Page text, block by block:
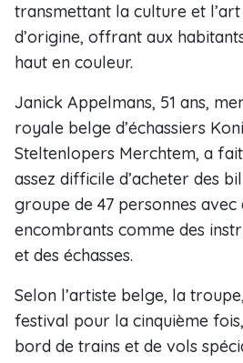
transmettant la culture et
d’origine, offrant aux
haut en couleur.
Janick Appelmans, 51 ans,
royale belge d’échassiers
Steltenlopers Merchtem, a
assez difficile d’acheter des
groupe de 47 personnes avec
encombrants comme des
et des échasses.
Selon l’artiste belge, la
festival pour la cinquième
bord de trains et de vols